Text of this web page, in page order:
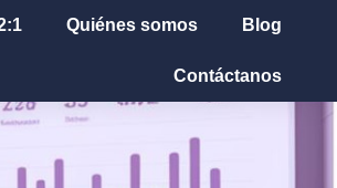
Quiénes somos Blog
Contáctanos